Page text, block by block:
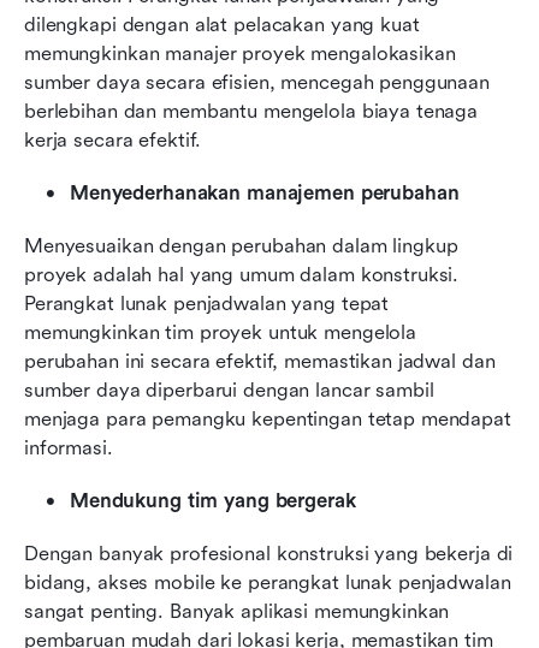
dilengkapi dengan alat pelacakan yang kuat
memungkinkan manajer proyek mengalokasikan
sumber daya secara efisien, mencegah penggunaan
berlebihan dan membantu mengelola biaya tenaga
kerja secara efektif.
Menyederhanakan manajemen perubahan
Menyesuaikan dengan perubahan dalam lingkup
proyek adalah hal yang umum dalam konstruksi.
Perangkat lunak penjadwalan yang tepat
memungkinkan tim proyek untuk mengelola
perubahan ini secara efektif, memastikan jadwal dan
sumber daya diperbarui dengan lancar sambil
menjaga para pemangku kepentingan tetap mendapat
informasi.
Mendukung tim yang bergerak
Dengan banyak profesional konstruksi yang bekerja di
bidang, akses mobile ke perangkat lunak penjadwalan
sangat penting. Banyak aplikasi memungkinkan
pembaruan mudah dari lokasi kerja, memastikan tim